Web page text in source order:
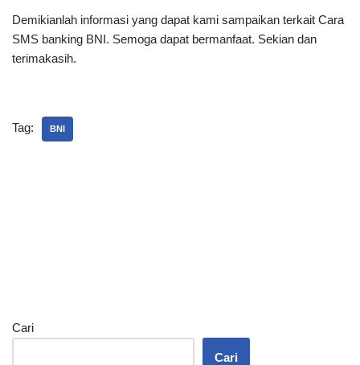
Demikianlah informasi yang dapat kami sampaikan terkait Cara
SMS banking BNI. Semoga dapat bermanfaat. Sekian dan
terimakasih.
Tag: BNI
Cari
Cari